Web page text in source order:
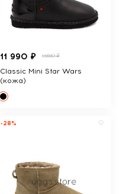
11 990 ₽ 15690 ₽
Classic Mini Star Wars
(кожа)
-28%